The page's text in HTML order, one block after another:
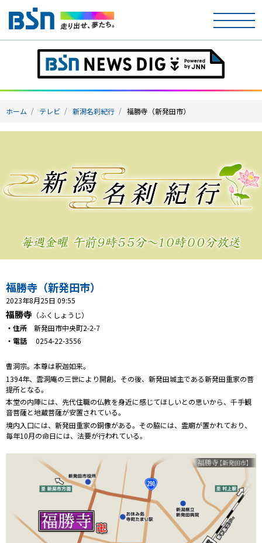
ホーム
テレビ
ラジオ
イベント
ニュース
天気
プレゼント
コンテンツ・アプリ
キッズ
Well-being
ショッピング
会社概要・ビジョン
お問い合わせ
ホーム テレビ 新潟名刹紀行 福勝寺（新発田市）
福勝寺（新発田市）
2023年8月25日 09:55
福勝寺 （ふくしょうじ）
・住所 新発田市中央町2-2-7
・電話 0254-22-3556
曹洞宗。本尊は釈迦如来。
1394年、雲洞庵の三世により開創。その後、新発田城主である新発田重家の菩
提所となる。
本堂の内陣には、先代住職の仏教を身近に感じてほしいとの思いから、千手観
音菩薩と地蔵菩薩が安置されている。
境内入口には、新発田重家の銅像がある。その脇には、霊廟が置かれており、
毎年10月の命日には、法要が行われている。